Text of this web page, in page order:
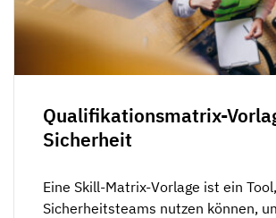
Qualifikationsmatrix-
Sicherheit
Eine Skill-Matrix-Vorlage ist ein
Sicherheitsteams nutzen können,